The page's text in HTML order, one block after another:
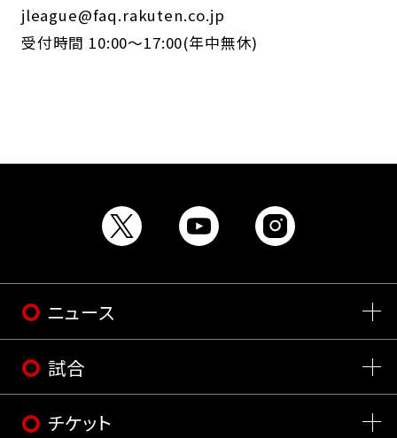
jleague@faq.rakuten.co.jp
受付時間 10:00～17:00(年中無休)
ニュース
試合
チケット